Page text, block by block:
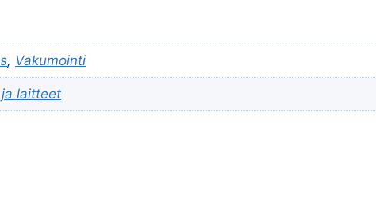
, Vakumointi
laitteet